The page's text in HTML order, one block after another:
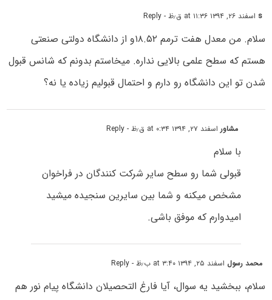
s اسفند ۲۶, ۱۳۹۴ at ۱۱:۳۶ ق٫ظ - Reply
سلام. من معدل هفت ترمم ۱۸.۵۲و از دانشگاه دولتی صنعتی
هستم که سطح علمی بالایی نداره. میخاستم بدونم که شانس قبول
شدن تو این دانشگاه رو دارم و احتمال قبولیم زیاده یا نه؟
مشاوراسفند ۲۷, ۱۳۹۴ at ۰:۳۴ ق٫ظ - Reply
با سلام
قبولی شما رو سطح سایر شرکت کنندگان در فراخوان
مشخص میکنه و شما بین سایرین سنجیده میشید
امیدوارم که موفق باشی.
محمد رسول اسفند ۲۵, ۱۳۹۴ at ۳:۴۰ ب٫ظ - Reply
سلام، ببخشید یه سوال، آیا فارغ التحصیلان دانشگاه پیام نور هم